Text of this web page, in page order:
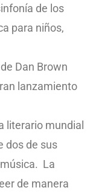
de los
para niños,
Dan Brown
lanzamiento
literario mundial
dos de sus
La
de manera